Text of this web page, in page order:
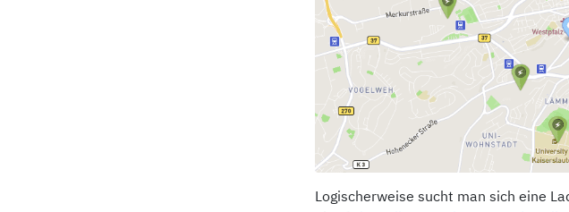
Logischerweise sucht man sich eine